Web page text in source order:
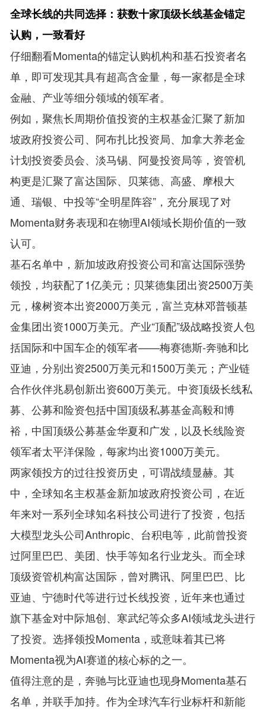
全球长线的共同选择：获数十家顶级长线基金锚定
认购，一致看好
仔细翻看Momenta的锚定认购机构和基石投资者名
单，即可发现其具有超高含金量，每一家都是全球
金融、产业等细分领域的领军者。
例如，聚焦长周期价值投资的主权基金汇聚了新加
坡政府投资公司、阿布扎比投资局、加拿大养老金
计划投资委员会、淡马锡、阿曼投资局等，资管机
构更是汇聚了富达国际、贝莱德、高盛、摩根大
通、瑞银、中投等“全明星阵容”，充分展现了对
Momenta财务表现和在物理AI领域长期价值的一致
认可。
基石名单中，新加坡政府投资公司和富达国际强势
领投，均获配了1亿美元；贝莱德集团出资2500万美
元，橡树资本出资2000万美元，富兰克林邓普顿基
金集团出资1000万美元。产业“顶配”级战略投资人包
括国际和中国车企的领军者——梅赛德斯-奔驰和比
亚迪，分别出资2500万美元和1500万美元；产业链
合作伙伴兆易创新出资600万美元。中资顶级长线私
募、公募和险资包括中国顶级私募基金高毅和博
裕，中国顶级公募基金华夏和广发，以及长线险资
领军者太平洋保险，每家均出资1000万美元。
两家领投方的过往投资历史，可谓战绩显赫。其
中，全球知名主权基金新加坡政府投资公司，在近
年来对一系列全球知名科技公司进行了投资，包括
大模型龙头公司Anthropic、台积电等，此前曾投资
过阿里巴巴、美团、快手等知名行业龙头。而全球
顶级资管机构富达国际，曾对腾讯、阿里巴巴、比
亚迪、宁德时代等进行过长线投资，近年来也通过
旗下基金对中际旭创、寒武纪等众多AI领域龙头进行
了投资。选择领投Momenta，或意味着其已将
Momenta视为AI赛道的核心标的之一。
值得注意的是，奔驰与比亚迪也现身Momenta基石
名单，并联手加持。作为全球汽车行业标杆和新能